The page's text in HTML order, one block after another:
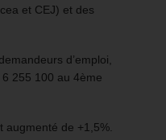
et CEJ) et des
d’emploi,
255 100 au 4ème
augmenté de +1,5%.